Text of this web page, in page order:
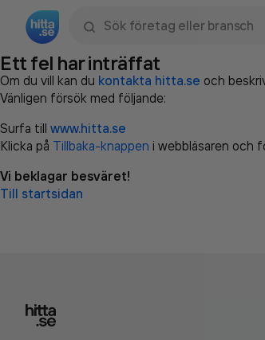
Ett fel har inträffat
Om du vill kan du kontakta hitta.se och
Vänligen försök med följande:
Surfa till www.hitta.se
Klicka på Tillbaka-knappen i webbläsaren och
Vi beklagar besväret!
Till startsidan